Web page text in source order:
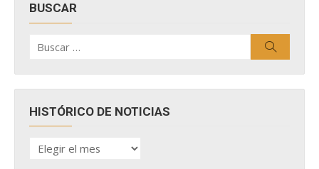
BUSCAR
por:
HISTÓRICO DE NOTICIAS
HISTÓRICO
DE